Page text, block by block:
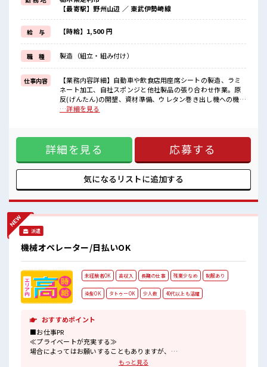
制服があるので、
毎日の服装の悩み解消♪
≪初めての仕事だけど自分にもできそう≫
新しいことにチャレンジするのは不安だけど、
しっかり働く環境が整っています！
イチからスキルUP・ステップUP目指していきましょう！
≪様々なお仕事をご提案≫
一人で悩まず気軽に相談できる、
派遣のお仕事です！
■職場の雰囲気
派手過ぎなければOKだから、
モチベーションもUP！
≪20代の方が多数活躍中の職場≫
【最寄駅】野州山辺 ／ 東武伊勢崎線
給 与 【時給】1,500 円
職 種 製造（組立・組み付け）
仕事内容
【業務内容詳細】自動車や飲食店用座席シートの製造、ラミ
ネート加工、自社スポンジと他社製品の張り合わせ作業。原
反(げんたん)の開墾、資材準備、ウレタン巻き出し機への機械
セット、アイロン繋ぎ、目視検査【取扱製品情報】自動車シ
く働く≫ 明るすぎたり奇抜でなければ基本的に自由！ (規定
有)≪動きやすい制服アリ≫ 制服があるので、 毎日の服装の
悩み解消♪ ≪初めての仕事だけど自分にもできそう≫ 新しい
ことにチャレンジするのは不安だけど、 しっかり働く環境が
整っています！ イチからスキルUP・ステップUP目指してい
きましょう！ ≪様々なお仕事をご提案≫ 一人で悩まず気軽に
場だから一緒に働く仲間との距離もグッと近い！ 髪型・髪色
自由♪ 派手過ぎなければOKだから、 モチベーションもUP！
…詳細を見る
詳細を見る 応募する
気になるリストに追加する
派遣
機械オペレーター/日払いOK
未経験者OK 高収入 長期の仕事 残業少なめ 制服あり
染髪OK タトゥーOK 少人数 40代以上も活躍
おすすめポイント
■お仕事PR
≪プライベートが充実する≫
場合によってはお願いすることもありますが、
もっと見る